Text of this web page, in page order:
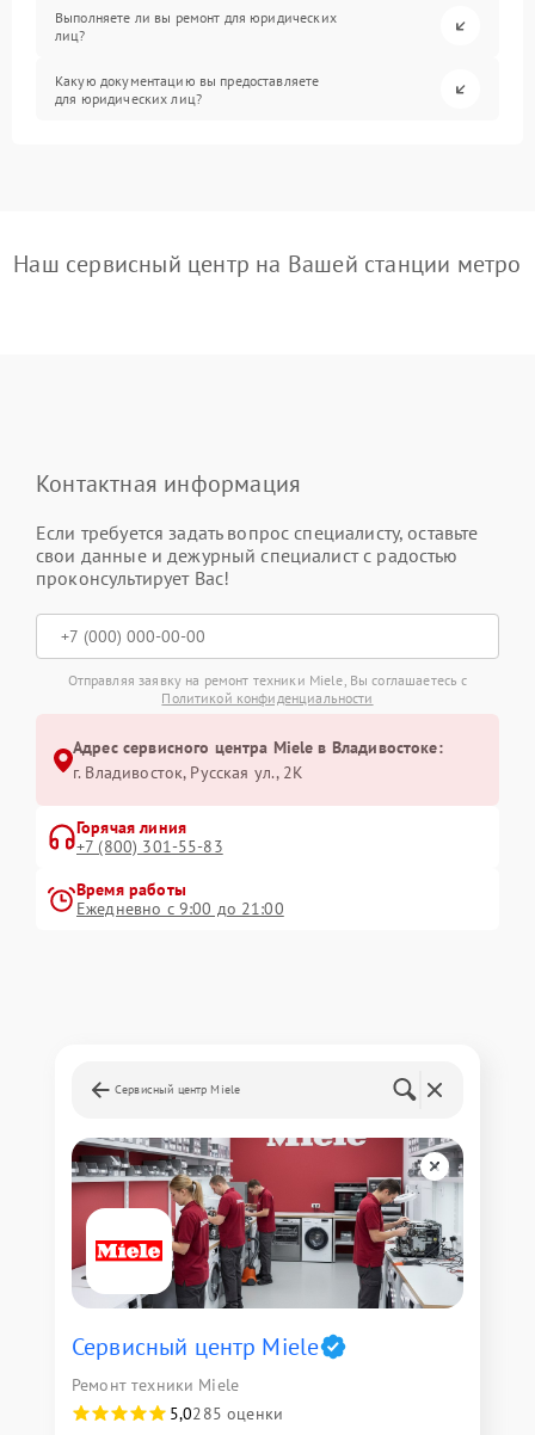
Выполняете ли вы ремонт для юридических
лиц?
Какую документацию вы предоставляете
для юридических лиц?
Наш сервисный центр на Вашей станции метро
Контактная информация
Если требуется задать вопрос специалисту, оставьте
свои данные и дежурный специалист с радостью
проконсультирует Вас!
Отправляя заявку на ремонт техники Miele, Вы соглашаетесь с
Политикой конфиденциальности
Адрес сервисного центра Miele в Владивостоке:
г. Владивосток, Русская ул., 2К
Горячая линия
+7 (800) 301-55-83
Время работы
Ежедневно с 9:00 до 21:00
Сервисный центр Miele
Сервисный центр Miele
Ремонт техники Miele
5,0285 оценки